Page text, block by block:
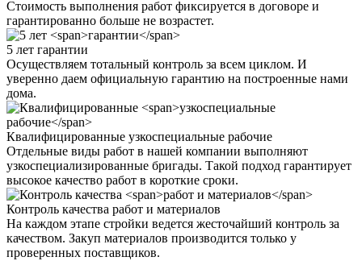
Стоимость выполнения работ фиксируется в договоре и
гарантированно больше не возрастет.
5 лет гарантии
Осуществляем тотальный контроль за всем циклом. И
уверенно даем официальную гарантию на построенные нами
дома.
Квалифицированные узкоспециальные рабочие
Отдельные виды работ в нашей компании выполняют
узкоспециализированные бригады. Такой подход гарантирует
высокое качество работ в короткие сроки.
Контроль качества работ и материалов
На каждом этапе стройки ведется жесточайший контроль за
качеством. Закуп материалов производится только у
проверенных поставщиков.